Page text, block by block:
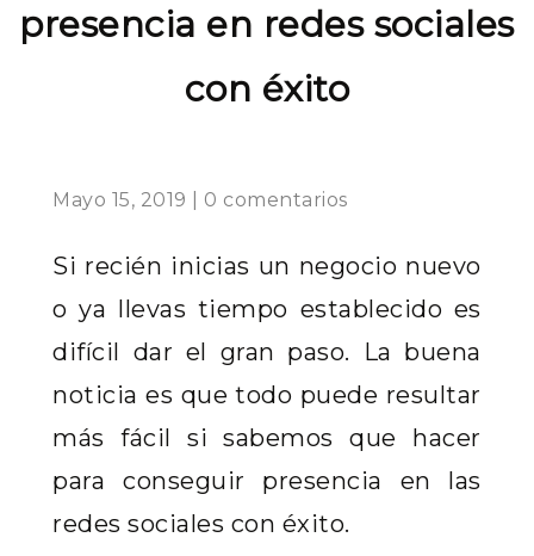
presencia en redes sociales
con éxito
Mayo 15, 2019 | 0 comentarios
Si recién inicias un negocio nuevo
o ya llevas tiempo establecido es
difícil dar el gran paso. La buena
noticia es que todo puede resultar
más fácil si sabemos que hacer
para conseguir presencia en las
redes sociales con éxito.